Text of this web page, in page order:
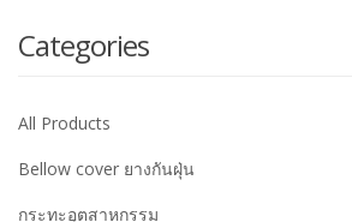
Categories
All Products
Bellow cover ยางกันฝุ่น
กระทะอุตสาหกรรม